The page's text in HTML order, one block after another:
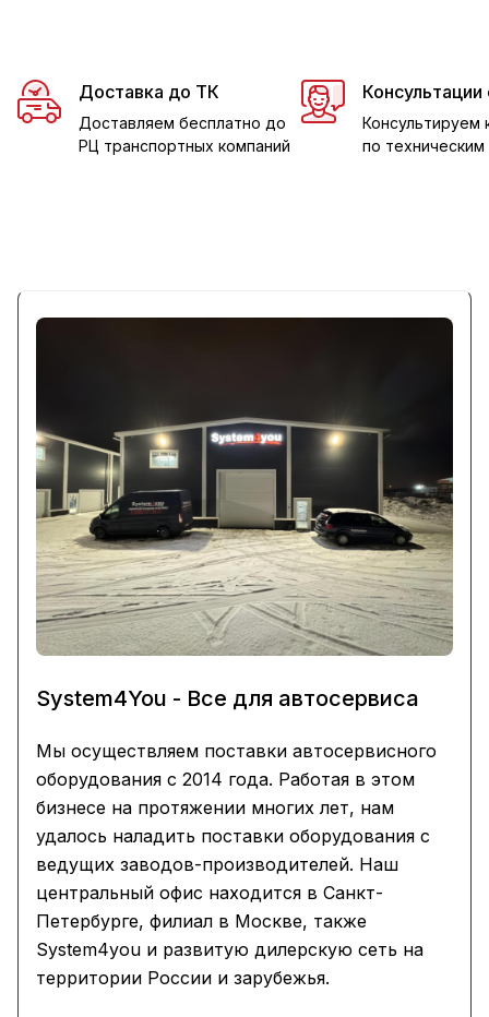
Доставка до ТК
Доставляем бесплатно до
РЦ транспортных компаний
Консультации
Консультируем
по
System4You - Все для автосервиса
Мы осуществляем поставки автосервисного
оборудования с 2014 года. Работая в этом
бизнесе на протяжении многих лет, нам
удалось наладить поставки оборудования с
ведущих заводов-производителей. Наш
центральный офис находится в Санкт-
Петербурге, филиал в Москве, также
System4you и развитую дилерскую сеть на
территории России и зарубежья.